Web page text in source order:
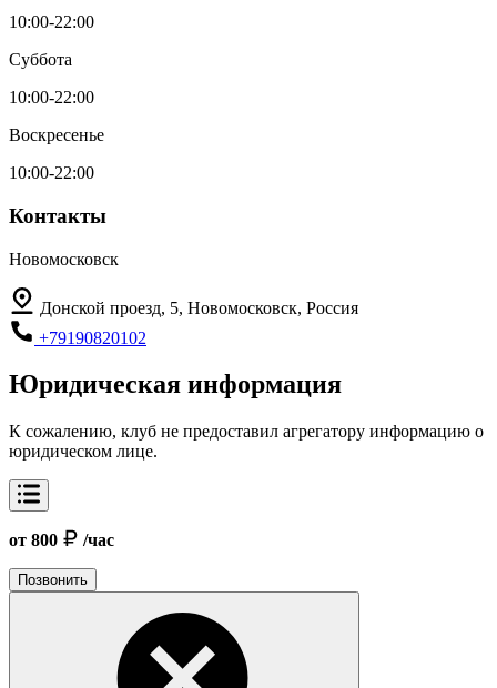
10:00-22:00
Суббота
10:00-22:00
Воскресенье
10:00-22:00
Контакты
Новомосковск
Донской проезд, 5, Новомосковск, Россия
+79190820102
Юридическая информация
К сожалению, клуб не предоставил агрегатору информацию о
юридическом лице.
от 800 /час
Позвонить